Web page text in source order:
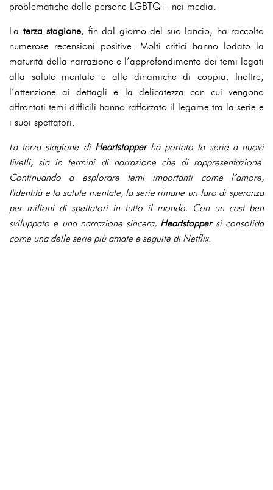
problematiche delle persone LGBTQ+ nei media.
La terza stagione, fin dal giorno del suo lancio, ha raccolto
numerose recensioni positive. Molti critici hanno lodato la
maturità della narrazione e l’approfondimento dei temi legati
alla salute mentale e alle dinamiche di coppia. Inoltre,
l’attenzione ai dettagli e la delicatezza con cui vengono
affrontati temi difficili hanno rafforzato il legame tra la serie e
i suoi spettatori.
La terza stagione di Heartstopperha portato la serie a nuovi
livelli, sia in termini di narrazione che di rappresentazione.
Continuando a esplorare temi importanti come l’amore,
l'identità e la salute mentale, la serie rimane un faro di speranza
per milioni di spettatori in tutto il mondo. Con un cast ben
sviluppato e una narrazione sincera, Heartstoppersi consolida
come una delle serie più amate e seguite di Netflix.